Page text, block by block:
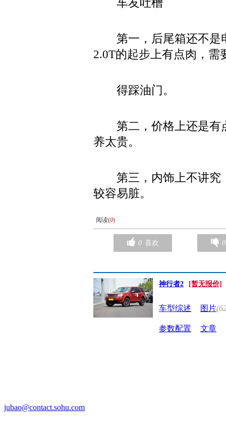
车友吐槽
第一，后尾箱还不是
2.0T的起步上有点肉，需
得踩油门。
第二，价格上还是有
养太贵。
第三，内饰上不讲究
较容易脏。
阅读(0)
0 喜欢 0
神行者2 [暂无报价]
车型综述 图片
参数配置 文章
jubao@contact.sohu.com